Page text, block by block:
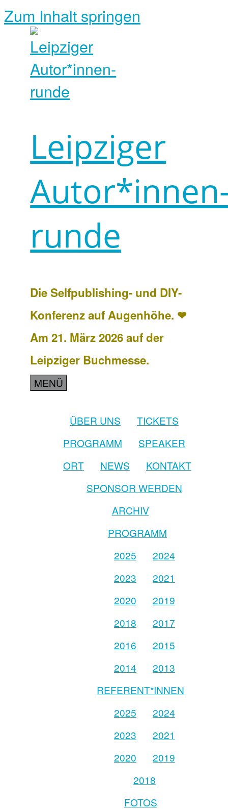
Zum Inhalt springen
Leipziger
runde
Die Selfpublishing- und DIY-
Konferenz auf Augenhöhe. ❤
Am 21. März 2026 auf der
Leipziger Buchmesse.
MENÜ
ÜBER UNS
TICKETS
PROGRAMM
SPEAKER
ORT
NEWS
KONTAKT
SPONSOR WERDEN
ARCHIV
PROGRAMM
2025
2024
2023
2021
2020
2019
2018
2017
2016
2015
2014
2013
REFERENT*INNEN
2025
2024
2023
2021
2020
2019
2018
FOTOS